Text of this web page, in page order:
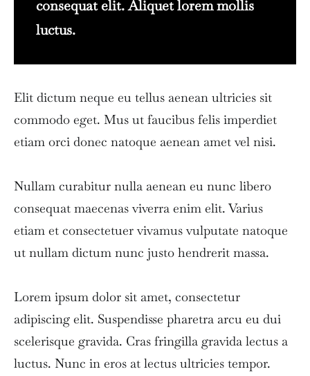
consequat elit. Aliquet lorem mollis
luctus.
Elit dictum neque eu tellus aenean ultricies sit
commodo eget. Mus ut faucibus felis imperdiet
etiam orci donec natoque aenean amet vel nisi.
Nullam curabitur nulla aenean eu nunc libero
consequat maecenas viverra enim elit. Varius
etiam et consectetuer vivamus vulputate natoque
ut nullam dictum nunc justo hendrerit massa.
Lorem ipsum dolor sit amet, consectetur
adipiscing elit. Suspendisse pharetra arcu eu dui
scelerisque gravida. Cras fringilla gravida lectus a
luctus. Nunc in eros at lectus ultricies tempor.